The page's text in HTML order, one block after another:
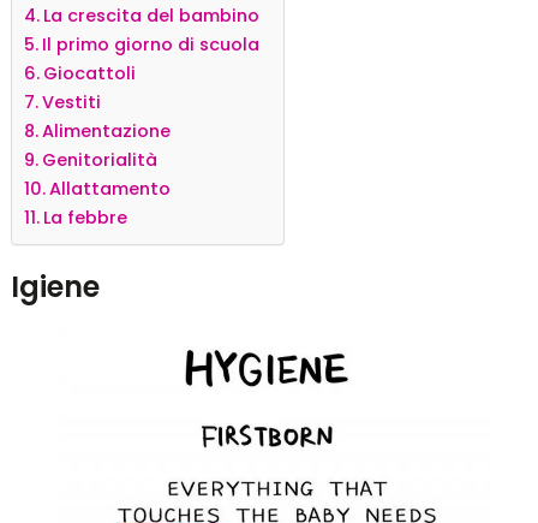
La crescita del bambino
Il primo giorno di scuola
Giocattoli
Vestiti
Alimentazione
Genitorialità
Allattamento
La febbre
Igiene